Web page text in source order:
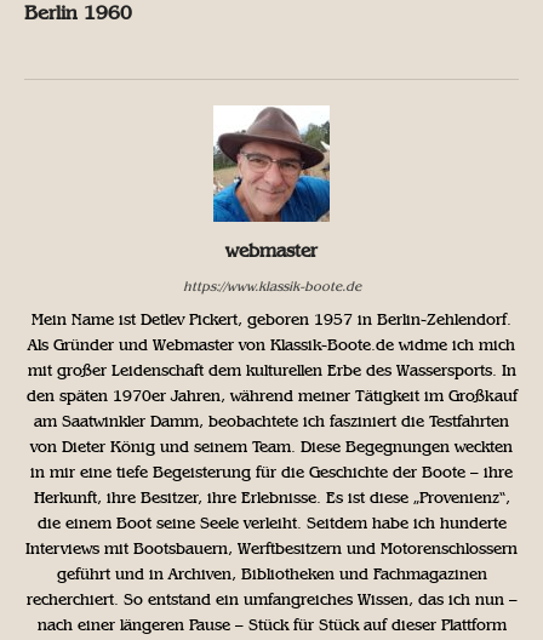
Berlin 1960
webmaster
https://www.klassik-boote.de
Mein Name ist Detlev Pickert, geboren 1957 in Berlin-Zehlendorf.
Als Gründer und Webmaster von Klassik-Boote.de widme ich mich
mit großer Leidenschaft dem kulturellen Erbe des Wassersports. In
den späten 1970er Jahren, während meiner Tätigkeit im Großkauf
am Saatwinkler Damm, beobachtete ich fasziniert die Testfahrten
von Dieter König und seinem Team. Diese Begegnungen weckten
in mir eine tiefe Begeisterung für die Geschichte der Boote – ihre
Herkunft, ihre Besitzer, ihre Erlebnisse. Es ist diese „Provenienz“,
die einem Boot seine Seele verleiht. Seitdem habe ich hunderte
Interviews mit Bootsbauern, Werftbesitzern und Motorenschlossern
geführt und in Archiven, Bibliotheken und Fachmagazinen
recherchiert. So entstand ein umfangreiches Wissen, das ich nun –
nach einer längeren Pause – Stück für Stück auf dieser Plattform